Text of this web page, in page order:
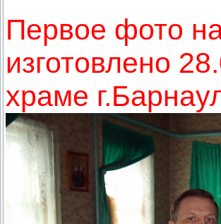
Первое фото
изготовлено
храме